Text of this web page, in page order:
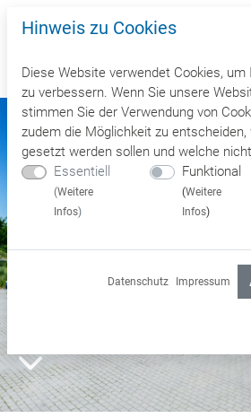
Hinweis zu Cookies
Diese Website verwendet Cookies,
zu verbessern. Wenn Sie unsere
stimmen Sie der Verwendung von
zudem die Möglichkeit zu entscheiden,
gesetzt werden sollen und welche
Essentiell
(Weitere
Infos)
Funktional
(Weitere
Infos)
Datenschutz Impressum